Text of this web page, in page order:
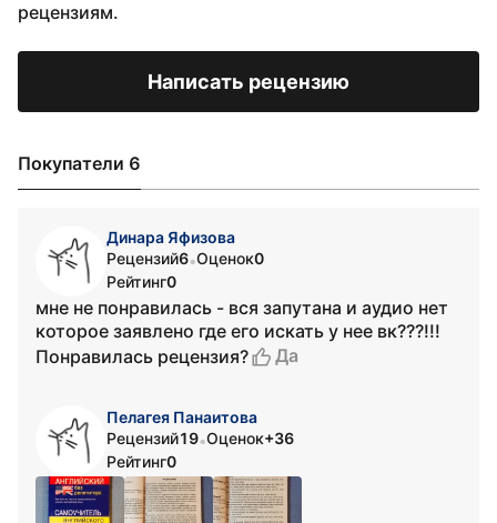
рецензиям.
Написать рецензию
Покупатели 6
Динара Яфизова
Рецензий6•Оценок0
Рейтинг0
мне не понравилась - вся запутана и аудио нет
которое заявлено где его искать у нее вк???!!!
Понравилась рецензия?
Да
Пелагея Панаитова
Рецензий19•Оценок+36
Рейтинг0